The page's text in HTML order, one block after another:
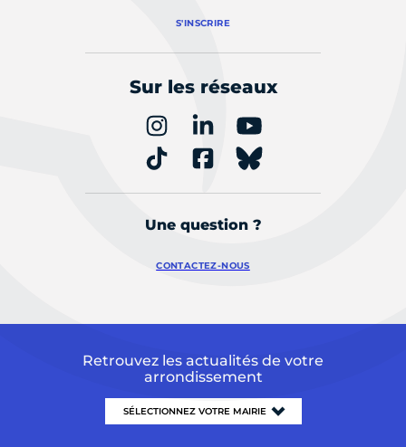
S'INSCRIRE
Sur les réseaux
Une question ?
CONTACTEZ-NOUS
Retrouvez les actualités de votre
arrondissement